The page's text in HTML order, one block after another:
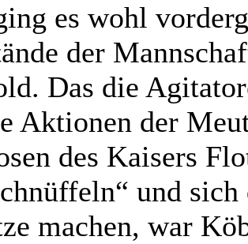
es wohl
der
Das die
Aktionen der
des Kaisers
und
machen, war